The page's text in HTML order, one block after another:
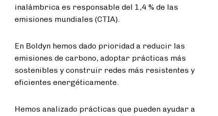
inalámbrica es responsable del 1,4 % de las
emisiones mundiales (CTIA).
En Boldyn hemos dado prioridad a reducir las
emisiones de carbono, adoptar prácticas más
sostenibles y construir redes más resistentes y
eficientes energéticamente.
Hemos analizado prácticas que pueden ayudar a